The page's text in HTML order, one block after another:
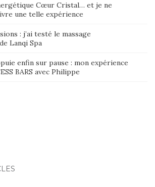
Cœur Cristal… et je ne
une telle expérience
: j’ai testé le massage
Lanqi Spa
enfin sur pause : mon expérience
BARS avec Philippe